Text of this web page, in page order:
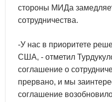
стороны МИДа
сотрудничества.
-У нас в приоритете
США, - отметил
соглашение о
прервано, и мы
соглашение